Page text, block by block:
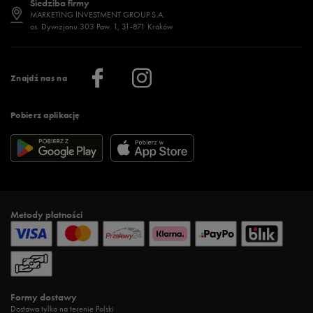
Znajdź nas na
Pobierz aplikację
Regulamin sklepu 50 style
Regulamin aplikacji 50 style
Więcej regulaminów >
Jak wybrać buty na zimę?
Więcej >
Stylizacje damskie
Sklepy stacjonarne
Klub 50 style
Praca
Informacje o firmie
Siedziba firmy
MARKETING INVESTMENT GROUP S.A.
os. Dywizjonu 303 Paw. 1, 31-871 Kraków
Metody płatności
Formy dostawy
Dostawa tylko na terenie Polski